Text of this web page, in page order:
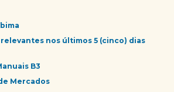
nos últimos 5 (cinco) dias
B3
Mercados